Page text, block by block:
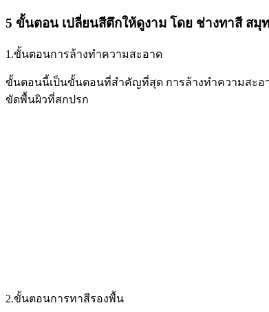
5 ขั้นตอน เปลี่ยนสีตึกให้ดูงาม โดย ช่างทาสี สมุ
1.ขั้นตอนการล้างทำความสะอาด
ขั้นตอนนี้เป็นขั้นตอนที่สำคัญที่สุด การล้างทำความสะอาด
ขัดพื้นผิวที่สกปรก
2.ขั้นตอนการทาสีรองพื้น